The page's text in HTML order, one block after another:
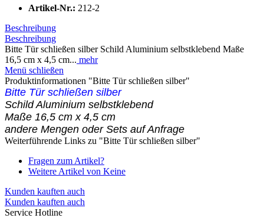
Artikel-Nr.: 212-2
Beschreibung
Beschreibung
Bitte Tür schließen silber Schild Aluminium selbstklebend Maße
16,5 cm x 4,5 cm... mehr
Menü schließen
Produktinformationen "Bitte Tür schließen silber"
Bitte Tür schließen silber
Schild Aluminium selbstklebend
Maße 16,5 cm x 4,5 cm
andere Mengen oder Sets auf Anfrage
Weiterführende Links zu "Bitte Tür schließen silber"
Fragen zum Artikel?
Weitere Artikel von Keine
Kunden kauften auch
Kunden kauften auch
Service Hotline